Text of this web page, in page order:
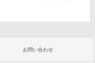
お問い合わせ